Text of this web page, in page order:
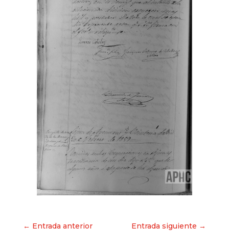
Navegación
← Entrada anterior Entrada siguiente →